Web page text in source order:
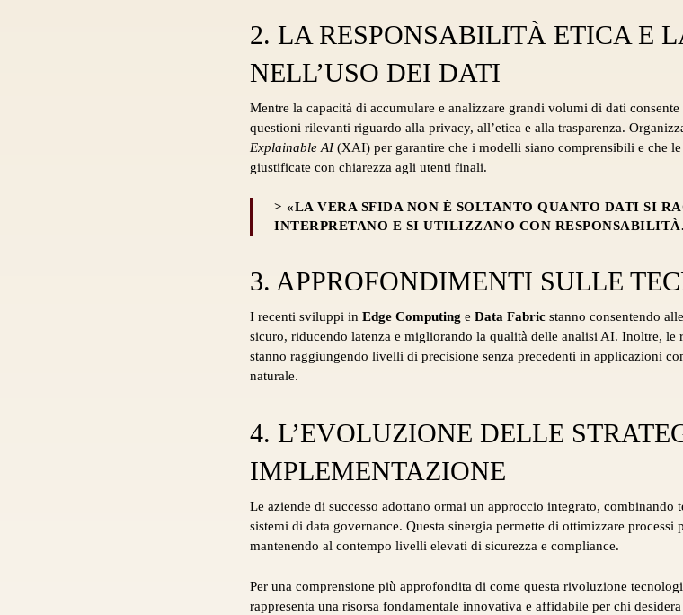
2. LA RESPONSABILITÀ ETICA E
NELL’USO DEI DATI
Mentre la capacità di accumulare e analizzare grandi volumi di dati
questioni rilevanti riguardo alla privacy, all’etica e alla trasparenza.
Explainable AI(XAI) per garantire che i modelli siano comprensibili e che le
giustificate con chiarezza agli utenti finali.
> «LA VERA SFIDA NON È SOLTANTO QUANTO DATI SI
INTERPRETANO E SI UTILIZZANO CON
3. APPROFONDIMENTI SULLE
I recenti sviluppi in Edge Computing e Data Fabric stanno consentendo
sicuro, riducendo latenza e migliorando la qualità delle analisi AI. Inoltre, le
stanno raggiungendo livelli di precisione senza precedenti in applicazioni
naturale.
4. L’EVOLUZIONE DELLE
IMPLEMENTAZIONE
Le aziende di successo adottano ormai un approccio integrato,
sistemi di data governance. Questa sinergia permette di ottimizzare
mantenendo al contempo livelli elevati di sicurezza e compliance.
Per una comprensione più approfondita di come questa rivoluzione
rappresenta una risorsa fondamentale innovativa e affidabile per chi